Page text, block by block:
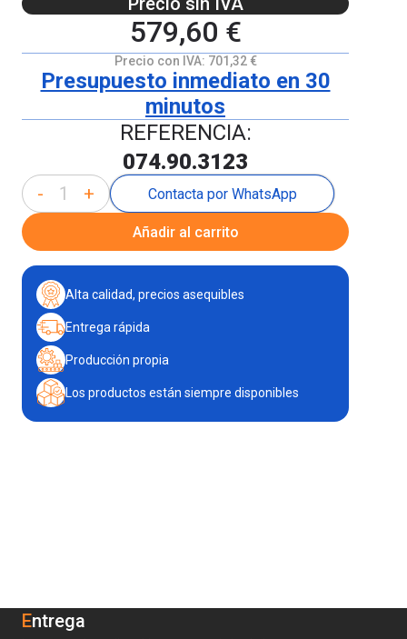
579,60 €
Precio con IVA: 701,32 €
Presupuesto inmediato en 30
minutos
REFERENCIA:
074.90.3123
- + Contacta por WhatsApp
Añadir al carrito
Alta calidad, precios asequibles
Entrega rápida
Producción propia
Los productos están siempre disponibles
Entrega